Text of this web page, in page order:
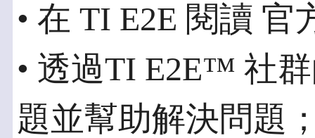
• 在 TI E2E 閱讀 官
• 透過TI E2E™ 社
題並幫助解決問題